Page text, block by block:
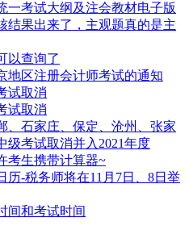
一考试大纲及注会教材电子版
结果出来了，主观题真的是主
以查询了
地区注册会计师考试的通知
试取消
试取消
、石家庄、保定、沧州、张家
级考试取消并入2021年度
考生携带计算器~
历-税务师将在11月7日、8日举
间和考试时间